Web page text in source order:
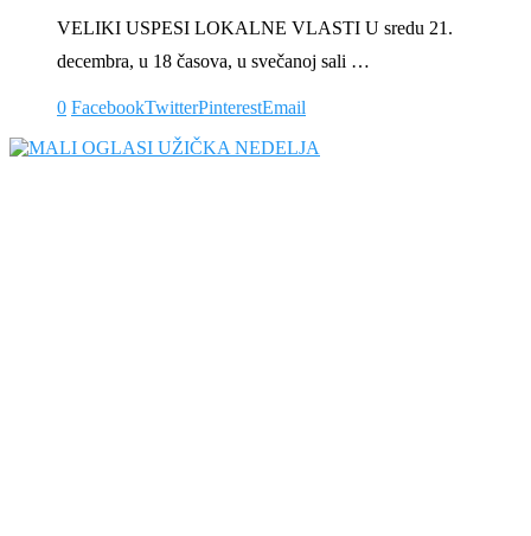
VELIKI USPESI LOKALNE VLASTI U sredu 21.
decembra, u 18 časova, u svečanoj sali …
0 FacebookTwitterPinterestEmail